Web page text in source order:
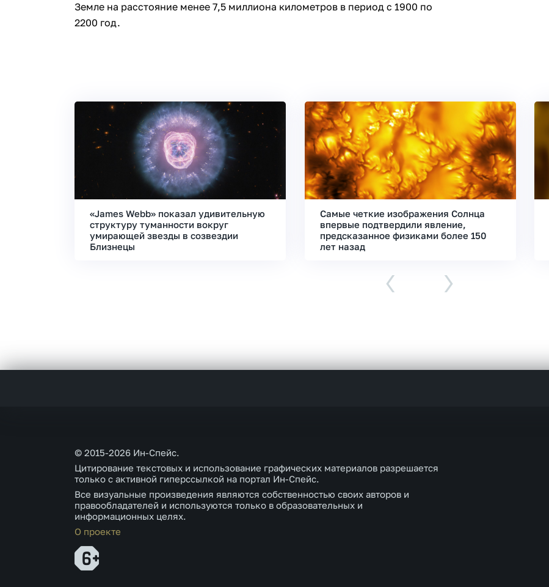
Земле на расстояние менее 7,5 миллиона километров в период с 1900 по
2200 год.
«James Webb» показал удивительную
структуру туманности вокруг
умирающей звезды в созвездии
Близнецы
Самые четкие изображения Солнца
впервые подтвердили явление,
предсказанное физиками более 150
лет назад
‹ ›
© 2015-2026 Ин-Спейс.
Цитирование текстовых и использование графических материалов разрешается
только с активной гиперссылкой на портал Ин-Спейс.
Все визуальные произведения являются собственностью своих авторов и
правообладателей и используются только в образовательных и
информационных целях.
О проекте